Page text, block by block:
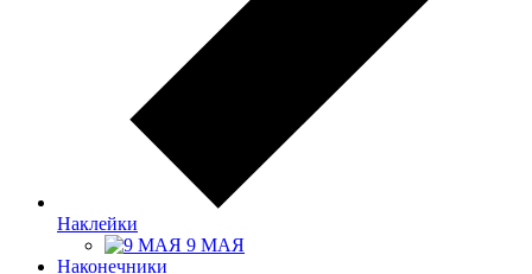
Наклейки
9 МАЯ
Наконечники